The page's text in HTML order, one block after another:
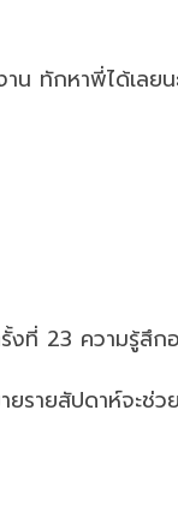
น ทักหาพี่ได้เลยน
ที่ 23 ความรู้สึก
ยรายสัปดาห์จะช่